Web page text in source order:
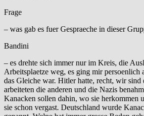
Frage
– was gab es fuer Gespraeche in dieser
Bandini
– es drehte sich immer nur im Kreis, die
Arbeitsplaetze weg, es ging mir persoenlich
das Gleiche war. Hitler hatte, recht, wir sind
arbeiteten die anderen und die Nazis
Kanacken sollen dahin, wo sie herkommen
sie schon vergast. Deutschland wurde